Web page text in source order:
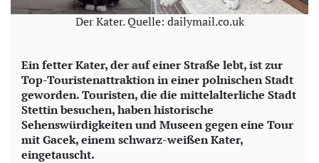
Der Kater. Quelle: dailymail.co.uk
Ein fetter Kater, der auf einer Straße lebt, ist zur
Top-Touristenattraktion in einer polnischen Stadt
geworden. Touristen, die die mittelalterliche Stadt
Stettin besuchen, haben historische
Sehenswürdigkeiten und Museen gegen eine Tour
mit Gacek, einem schwarz-weißen Kater,
eingetauscht.